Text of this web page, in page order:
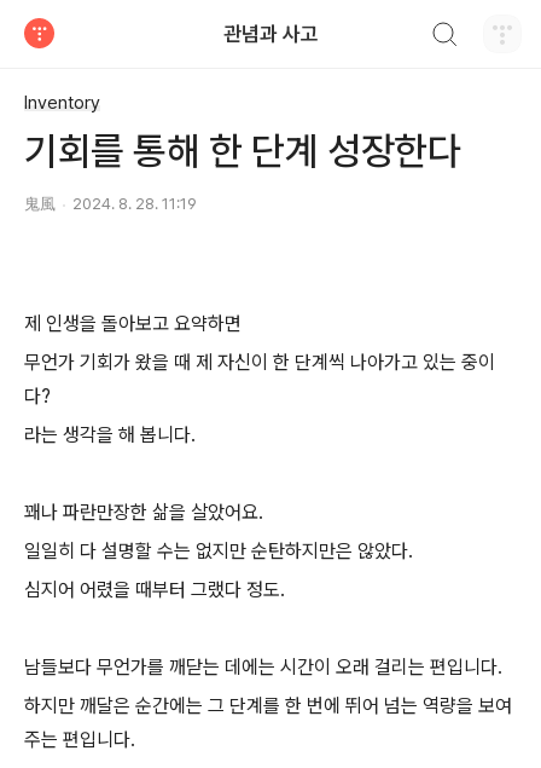
관념과 사고
Inventory
기회를 통해 한 단계 성장한다
鬼風 2024. 8. 28. 11:19
제 인생을 돌아보고 요약하면
무언가 기회가 왔을 때 제 자신이 한 단계씩 나아가고 있는 중이
다?
라는 생각을 해 봅니다.
꽤나 파란만장한 삶을 살았어요.
일일히 다 설명할 수는 없지만 순탄하지만은 않았다.
심지어 어렸을 때부터 그랬다 정도.
남들보다 무언가를 깨닫는 데에는 시간이 오래 걸리는 편입니다.
하지만 깨달은 순간에는 그 단계를 한 번에 뛰어 넘는 역량을 보여
주는 편입니다.